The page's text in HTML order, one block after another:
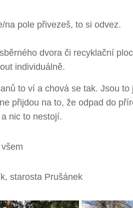
na pole přivezeš, to si odvez.
dvora či recyklační
individuálně.
to ví a chová se tak. Jsou
přijdou na to, že odpad do
nic to nestojí.
starosta Prušánek